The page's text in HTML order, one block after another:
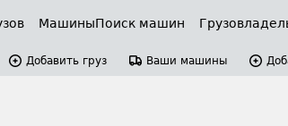
МашиныПоиск машин
Добавить груз Ваши машины